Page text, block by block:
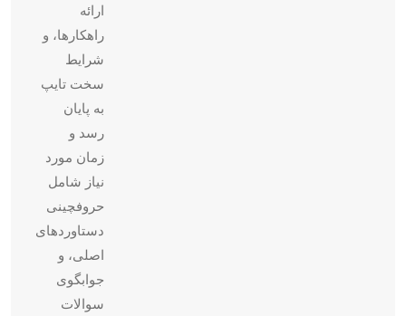
ارائه
راهکارها، و
شرایط
سخت تایپ
به پایان
رسد و
زمان مورد
نیاز شامل
حروفچینی
دستاوردهای
اصلی، و
جوابگوی
سوالات